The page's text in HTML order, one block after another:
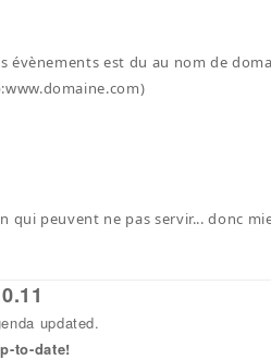
évènements est du au nom de
qui peuvent ne pas servir... donc
updated.
to-date!